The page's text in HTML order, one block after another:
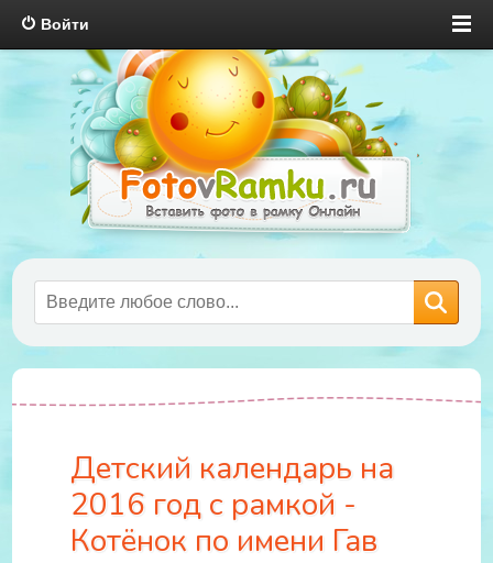
Войти
Детский календарь на
2016 год с рамкой -
Котёнок по имени Гав